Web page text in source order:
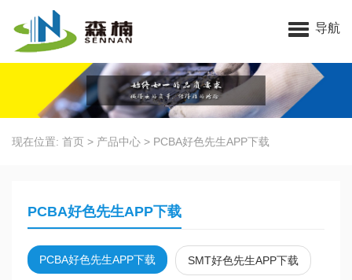
昆山好色先生官网下载电子科技有限公司
导航
现在位置: 首页 > 产品中心 > PCBA好色先生APP下载
PCBA好色先生APP下载
PCBA好色先生APP下载 SMT好色先生APP下载